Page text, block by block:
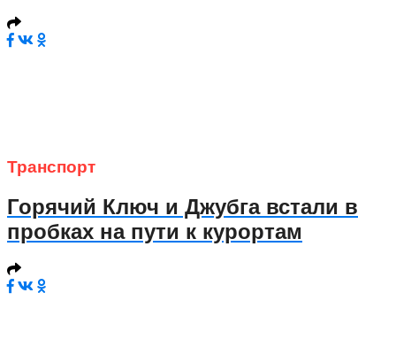
Транспорт
Горячий Ключ и Джубга встали в
пробках на пути к курортам